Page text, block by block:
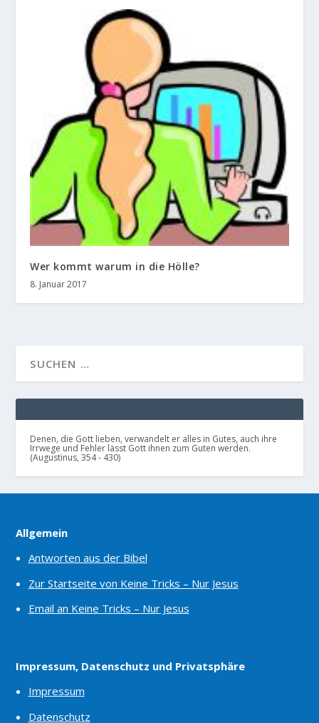
Wer kommt warum in die Hölle?
8. Januar 2017
Denen, die Gott lieben, verwandelt er alles in Gutes, auch ihre
Irrwege und Fehler lässt Gott ihnen zum Guten werden.
(Augustinus, 354 - 430)
Allgemein
Antworten aus der Bibel
Zur Startseite von Keine Tricks – Nur Jesus
Email an Keine Tricks – Nur Jesus
Impressum, Datenschutz und Privatsphäre
Impressum
Datenschutz